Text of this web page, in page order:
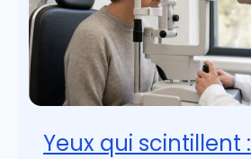
Yeux qui scintillent :